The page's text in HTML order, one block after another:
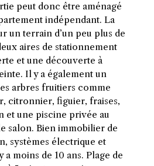
peut donc être aménagé
indépendant. La
un terrain d’un peu plus de
aires de stationnement
et une découverte à
Il y a également un
arbres fruitiers comme
citronnier, figuier, fraises,
et une piscine privée au
salon. Bien immobilier de
systèmes électrique et
moins de 10 ans. Plage de